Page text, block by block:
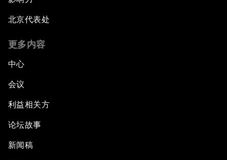
北京代表处
更多内容
中心
会议
利益相关方
论坛故事
新闻稿